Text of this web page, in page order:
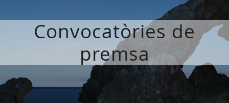
Convocatòries de
premsa